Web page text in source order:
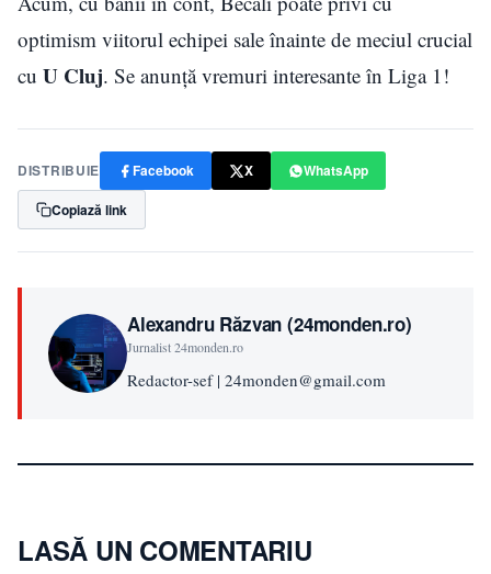
optimism viitorul echipei sale înainte de meciul crucial
cu U Cluj. Se anunță vremuri interesante în Liga 1!
DISTRIBUIE Facebook X
WhatsApp
Copiază link
Alexandru Răzvan (24monden.ro)
Jurnalist 24monden.ro
Redactor-sef | 24monden@gmail.com
LASĂ UN COMENTARIU